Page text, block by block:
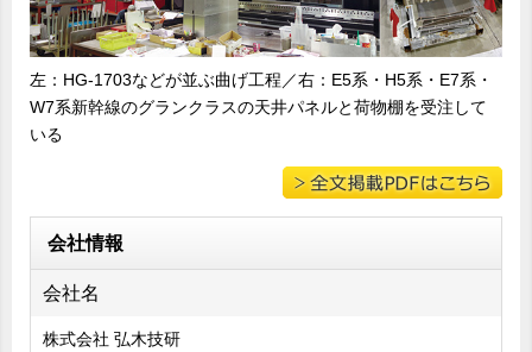
左：HG-1703などが並ぶ曲げ工程／右：E5系・H5系・E7系・
W7系新幹線のグランクラスの天井パネルと荷物棚を受注して
いる
会社情報
会社名
株式会社 弘木技研